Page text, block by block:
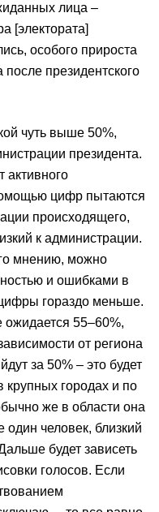
лица –
[электората]
особого прироста
после президентского
чуть выше 50%,
президента.
активного
цифр пытаются
происходящего,
к администрации.
мнению, можно
и ошибками в
гораздо меньше.
ожидается 55–60%,
от региона
за 50% – это будет
крупных городах и по
же в области она
человек, близкий
будет зависеть
голосов. Если